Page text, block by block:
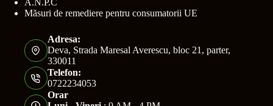
A.N.P.C
Măsuri de remediere pentru consumatorii UE
Adresa:
Deva, Strada Maresal Averescu, bloc 21, parter,
330011
Telefon:
0722234053
Orar